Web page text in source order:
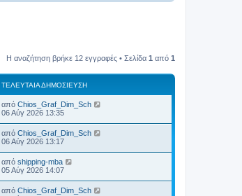
Η αναζήτηση βρήκε 12 εγγραφές • Σελίδα 1 από 1
ΤΕΛΕΥΤΑΊΑ ΔΗΜΟΣΊΕΥΣΗ
Τ
ε
υ
τ
α
ί
α
δ
η
από Chios_Graf_Dim_Sch
06 Αύγ 2026 13:35
Τ
ε
υ
τ
α
ί
από Chios_Graf_Dim_Sch
06 Αύγ 2026 13:17
Τ
ε
υ
από shipping-mba
05 Αύγ 2026 14:07
Τ
από Chios_Graf_Dim_Sch